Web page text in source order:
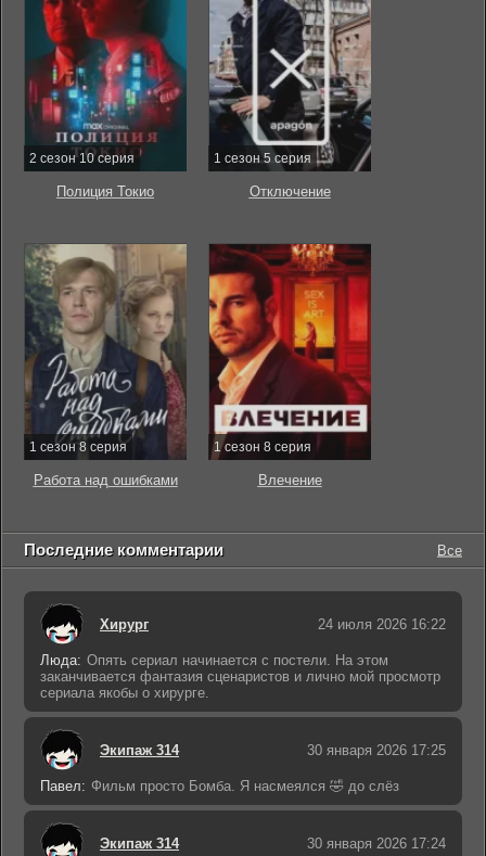
2 сезон 10 серия
Полиция Токио
1 сезон 5 серия
Отключение
1 сезон 8 серия
Работа над ошибками
1 сезон 8 серия
Влечение
Последние комментарии Все
Хирург 24 июля 2026 16:22
Люда: Опять сериал начинается с постели. На этом
заканчивается фантазия сценаристов и лично мой просмотр
сериала якобы о хирурге.
Экипаж 314 30 января 2026 17:25
Павел: Фильм просто Бомба. Я насмеялся 🤣 до слёз
Экипаж 314 30 января 2026 17:24